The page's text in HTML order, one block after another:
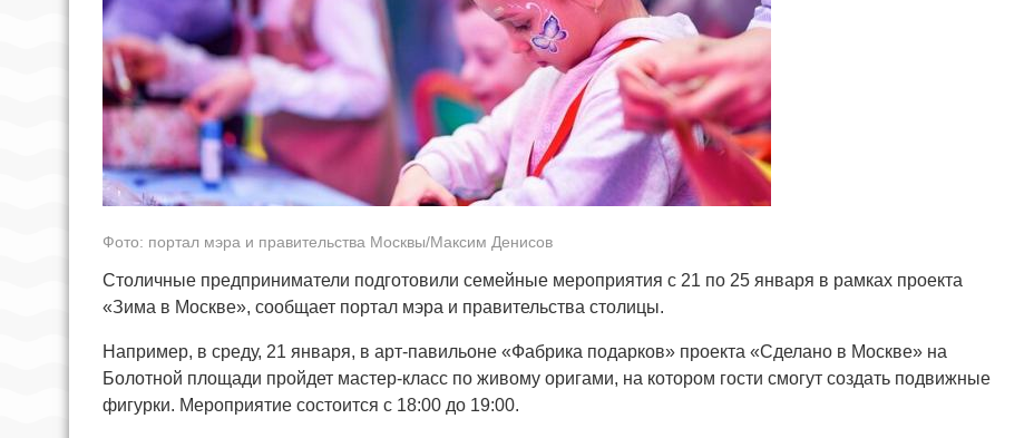
Фото: портал мэра и правительства Москвы/Максим Денисов
Столичные предприниматели подготовили семейные мероприятия с 21 по 25 января в рамках проекта
«Зима в Москве», сообщает портал мэра и правительства столицы.
Например, в среду, 21 января, в арт-павильоне «Фабрика подарков» проекта «Сделано в Москве» на
Болотной площади пройдет мастер-класс по живому оригами, на котором гости смогут создать подвижные
фигурки. Мероприятие состоится с 18:00 до 19:00.